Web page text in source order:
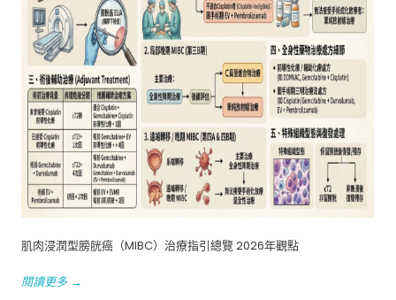
肌肉浸潤型膀胱癌（MIBC）治療指引總覽 2026年觀點
閱讀更多 →